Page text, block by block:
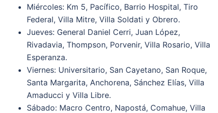
Miércoles: Km 5, Pacífico, Barrio Hospital, Tiro
Federal, Villa Mitre, Villa Soldati y Obrero.
Jueves: General Daniel Cerri, Juan López,
Rivadavia, Thompson, Porvenir, Villa Rosario, Villa
Esperanza.
Viernes: Universitario, San Cayetano, San Roque,
Santa Margarita, Anchorena, Sánchez Elías, Villa
Amaducci y Villa Libre.
Sábado: Macro Centro, Napostá, Comahue, Villa